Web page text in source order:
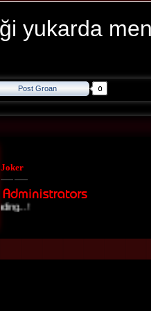
yukarda
Post Groan
Joker